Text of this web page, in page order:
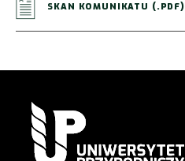
SKAN KOMUNIKATU (.PDF)